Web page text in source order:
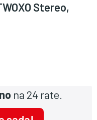
Stereo,
na 24 rate.